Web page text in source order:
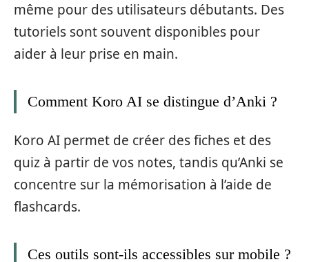
même pour des utilisateurs débutants. Des
tutoriels sont souvent disponibles pour
aider à leur prise en main.
Comment Koro AI se distingue d’Anki ?
Koro AI permet de créer des fiches et des
quiz à partir de vos notes, tandis qu’Anki se
concentre sur la mémorisation à l’aide de
flashcards.
Ces outils sont-ils accessibles sur mobile ?